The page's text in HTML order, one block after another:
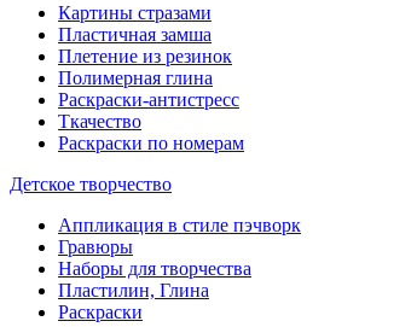
Картины стразами
Пластичная замша
Плетение из резинок
Полимерная глина
Раскраски-антистресс
Ткачество
Раскраски по номерам
Детское творчество
Аппликация в стиле пэчворк
Гравюры
Наборы для творчества
Пластилин, Глина
Раскраски